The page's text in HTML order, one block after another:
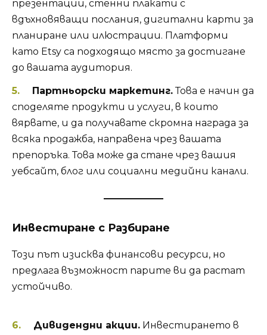
презентации, стенни плакати с
вдъхновяващи послания, дигитални карти за
планиране или илюстрации. Платформи
като Etsy са подходящо място за достигане
до вашата аудитория.
Партньорски маркетинг.Това е начин да
споделяте продукти и услуги, в които
вярвате, и да получавате скромна награда за
всяка продажба, направена чрез вашата
препоръка. Това може да стане чрез вашия
уебсайт, блог или социални медийни канали.
Инвестиране с Разбиране
Този път изисква финансови ресурси, но
предлага възможност парите ви да растат
устойчиво.
Дивидендни акции.Инвестирането в